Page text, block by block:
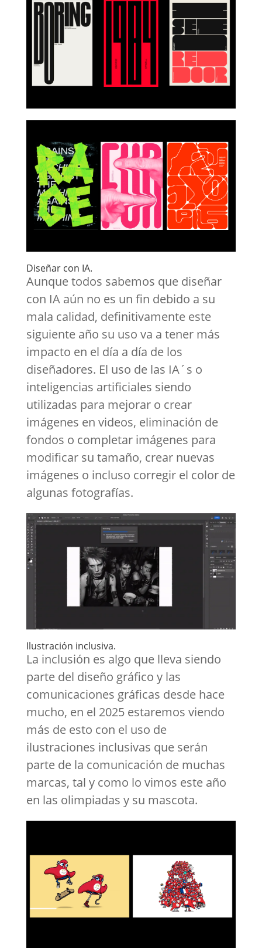
Diseñar con IA.
Aunque todos sabemos que diseñar
con IA aún no es un fin debido a su
mala calidad, definitivamente este
siguiente año su uso va a tener más
impacto en el día a día de los
diseñadores. El uso de las IA´s o
inteligencias artificiales siendo
utilizadas para mejorar o crear
imágenes en videos, eliminación de
fondos o completar imágenes para
modificar su tamaño, crear nuevas
imágenes o incluso corregir el color de
algunas fotografías.
Ilustración inclusiva.
La inclusión es algo que lleva siendo
parte del diseño gráfico y las
comunicaciones gráficas desde hace
mucho, en el 2025 estaremos viendo
más de esto con el uso de
ilustraciones inclusivas que serán
parte de la comunicación de muchas
marcas, tal y como lo vimos este año
en las olimpiadas y su mascota.